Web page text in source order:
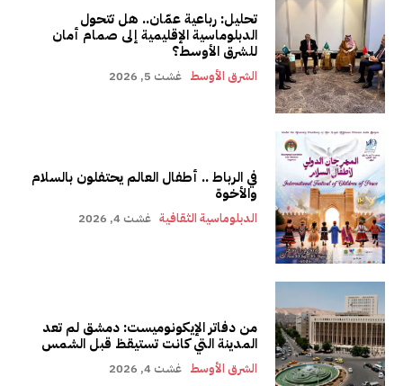
تحليل: رباعية عمّان.. هل تتحول
الدبلوماسية الإقليمية إلى صمام أمان
للشرق الأوسط؟
الشرق الأوسط غشت 5, 2026
في الرباط .. أطفال العالم يحتفلون بالسلام
والأخوة
الدبلوماسية الثقافية غشت 4, 2026
من دفاتر الإيكونوميست: دمشق لم تعد
المدينة التي كانت تستيقظ قبل الشمس
الشرق الأوسط غشت 4, 2026